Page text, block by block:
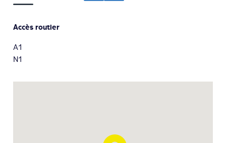
Accès routier
A1
N1